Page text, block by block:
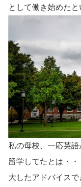
として働き始めたと
私の母校、一応英
留学してたとは・・
大したアドバイスで